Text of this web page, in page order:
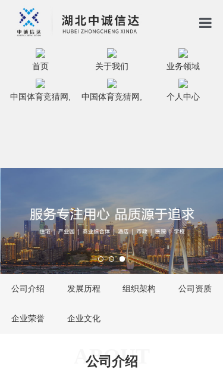
业务领域
首页 关于我们 业务领域
中国体育竞猜网, 中国体育竞猜网, 个人中心
公司介绍 发展历程 组织架构 公司资质
企业荣誉 企业文化
ABOUT
公司介绍